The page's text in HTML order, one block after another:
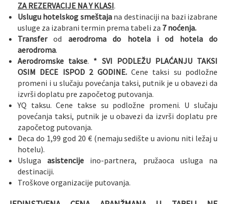
ZA REZERVACIJE NA Y KLASI.
Uslugu hotelskog smeštajana destinaciji na bazi izabrane
usluge za izabrani termin prema tabeli za 7 noćenja.
Transferod aerodroma do hotela i od hotela do
aerodroma.
Aerodromske takse. * SVI PODLEŽU PLAĆANJU TAKSI
OSIM DECE ISPOD 2 GODINE. Cene taksi su podložne
promeni i u slučaju povećanja taksi, putnik je u obavezi da
izvrši doplatu pre započetog putovanja.
YQ taksu. Cene takse su podložne promeni. U slučaju
povećanja taksi, putnik je u obavezi da izvrši doplatu pre
započetog putovanja.
Deca do 1,99 god 20 € (nemaju sedište u avionu niti ležaj u
hotelu).
Uslugaasistencije ino-partnera, pružaoca usluga na
destinaciji.
Troškove organizacije putovanja.